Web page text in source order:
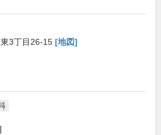
3丁目26-15 [地図]